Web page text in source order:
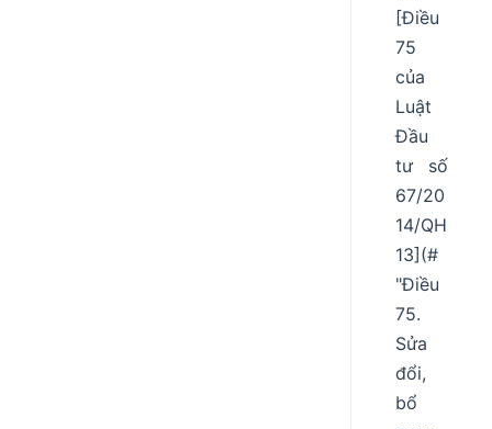
[Điều
75
của
Luật
Đầu
tư số
67/20
14/QH
13](#
"Điều
75.
Sửa
đổi,
bổ